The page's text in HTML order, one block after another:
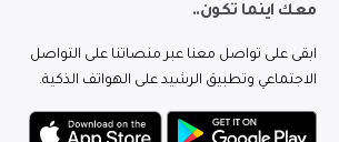
معك اينما تكون..
ابقى على تواصل معنا عبر منصاتنا على التواصل
الاجتماعي وتطبيق الرشيد على الهواتف الذكية.